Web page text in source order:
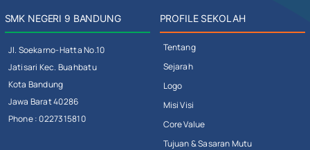
SMK NEGERI 9 BANDUNG
Jl. Soekarno-Hatta No.10
Jatisari Kec. Buahbatu
Kota Bandung
Jawa Barat 40286
Phone : 0227315810
PROFILE SEKOLAH
Tentang
Sejarah
Logo
Misi Visi
Core Value
Tujuan & Sasaran Mutu